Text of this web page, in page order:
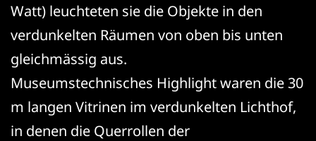
Watt) leuchteten sie die Objekte in den
verdunkelten Räumen von oben bis unten
gleichmässig aus.
Museumstechnisches Highlight waren die 30
m langen Vitrinen im verdunkelten Lichthof,
in denen die Querrollen der